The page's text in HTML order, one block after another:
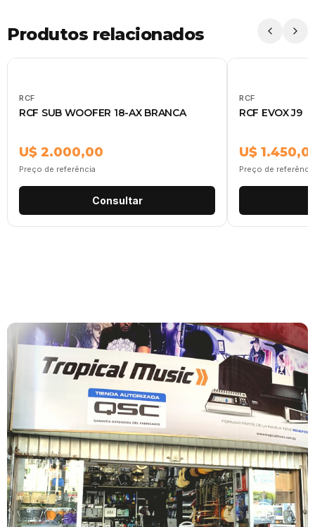
Produtos relacionados
RCF
RCF SUB WOOFER 18-AX BRANCA
U$ 2.000,00
Preço de referência
Consultar
RCF
RCF EVOX J9
U$
Preço de referência